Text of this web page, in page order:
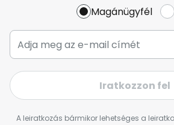
Magánügyfél
Iratkozzon fel
A leiratkozás bármikor lehetséges a